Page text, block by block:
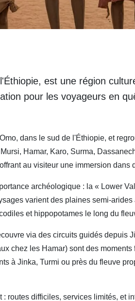
est une région
pour les voyageurs en
dans le sud de l'Éthiopie, et
Hamar, Karo, Surma,
au visiteur une immersion
archéologique : la « Lower
varient des plaines semi-
et hippopotames le long du
via des circuits guidés
chez les Hamar) sont des
à Jinka, Turmi ou près du fleuve
routes difficiles, services limités, et